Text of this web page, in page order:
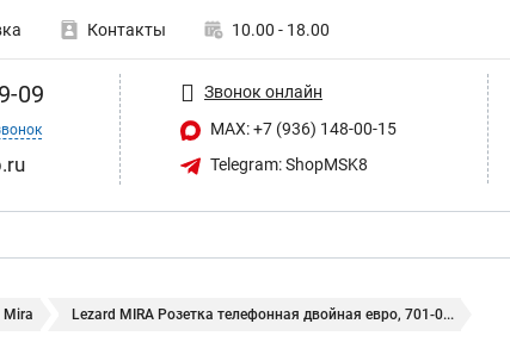
Контакты 10.00 - 18.00
09
Звонок онлайн
MAX: +7 (936) 148-00-15
Telegram: ShopMSK8
Mira Lezard MIRA Розетка телефонная двойная евро, 701-0...